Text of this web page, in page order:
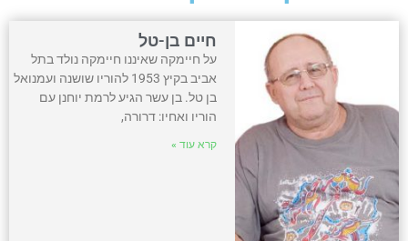
חיים בן-טל
על חיימקה שאיננו חיימקה נולד בתל
אביב בקיץ 1953 להוריו שושנה ועמנואל
בן טל. בן עשר הגיע לרמת יוחנן עם
הוריו ואחיו: דרורה,
קרא עוד »